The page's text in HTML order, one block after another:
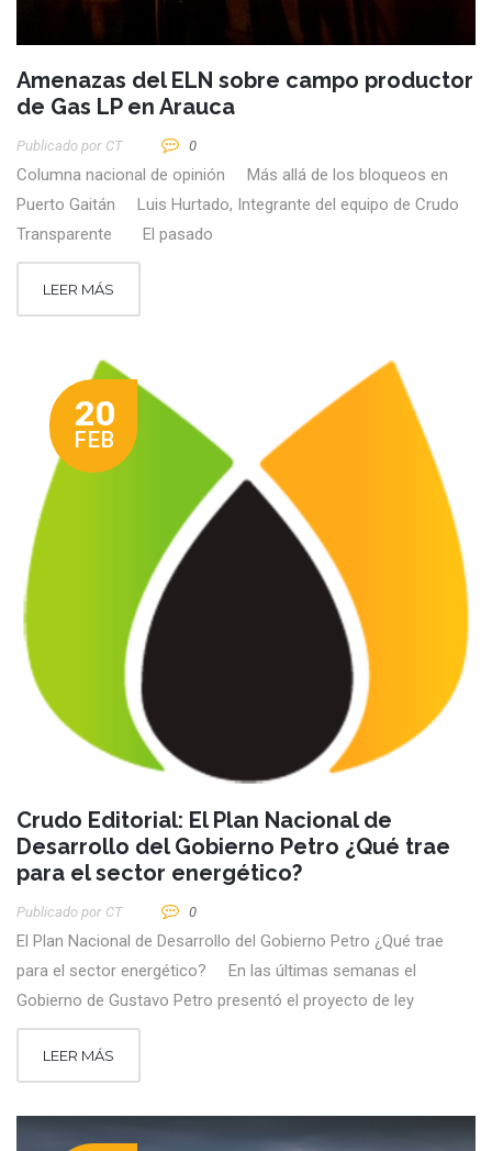
Amenazas del ELN sobre campo productor
de Gas LP en Arauca
Publicado por CT 0
Columna nacional de opinión Más allá de los bloqueos en
Puerto Gaitán Luis Hurtado, Integrante del equipo de Crudo
Transparente El pasado
LEER MÁS
20
FEB
Crudo Editorial: El Plan Nacional de
Desarrollo del Gobierno Petro ¿Qué trae
para el sector energético?
Publicado por CT 0
El Plan Nacional de Desarrollo del Gobierno Petro ¿Qué trae
para el sector energético? En las últimas semanas el
Gobierno de Gustavo Petro presentó el proyecto de ley
LEER MÁS